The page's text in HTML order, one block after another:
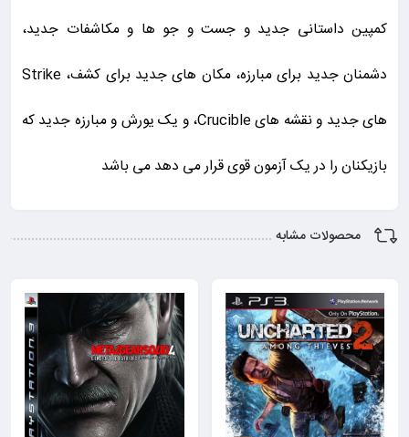
کمپین داستانی جدید و جست و جو ها و مکاشفات جدید،
دشمنان جدید برای مبارزه، مکان های جدید برای کشف، Strike
های جدید و نقشه های Crucible، و یک یورش و مبارزه جدید که
بازیکنان را در یک آزمون قوی قرار می دهد می باشد
محصولات مشابه